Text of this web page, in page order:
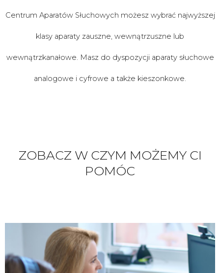
Centrum Aparatów Słuchowych możesz wybrać najwyższej
klasy aparaty zauszne, wewnątrzuszne lub
wewnątrzkanałowe. Masz do dyspozycji aparaty słuchowe
analogowe i cyfrowe a także kieszonkowe.
ZOBACZ W CZYM MOŻEMY CI
POMÓC